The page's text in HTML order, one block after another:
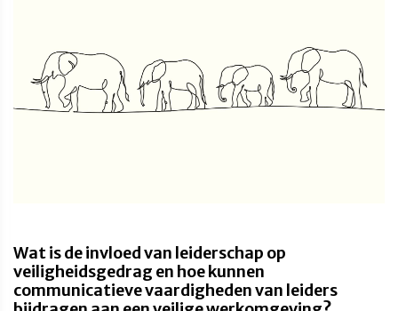
Wat is de invloed van leiderschap op
veiligheidsgedrag en hoe kunnen
communicatieve vaardigheden van leiders